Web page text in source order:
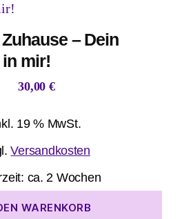
– Dein
mir!
30,00 €
19 % MwSt.
Versandkosten
ca. 2 Wochen
WARENKORB